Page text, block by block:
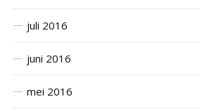
juli 2016
juni 2016
mei 2016